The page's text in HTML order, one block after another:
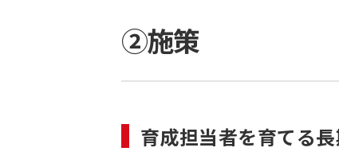
②施策
育成担当者を育てる